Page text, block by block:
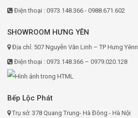
Điện thoại : 0973.148.366 - 0988.671.602
SHOWROOM HƯNG YÊN
Địa chỉ: 507 Nguyễn Văn Linh – TP Hưng Yênn
Điện thoại : 0973.148.366 – 0979.020.128
Bếp Lộc Phát
Trụ sở: 378 Quang Trung- Hà Đông - Hà Nội